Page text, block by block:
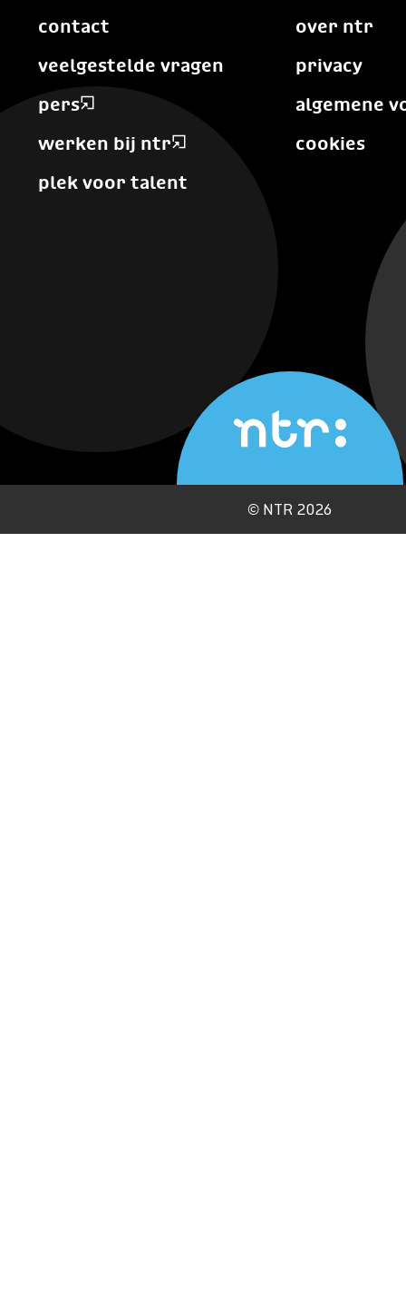
contact
veelgestelde vragen
pers
werken bij ntr
plek voor talent
over ntr
privacy
algemene
cookies
© NTR 2026